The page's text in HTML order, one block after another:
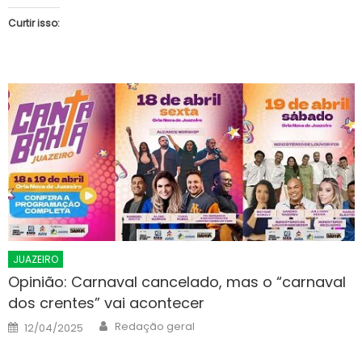
Curtir isso:
JUAZEIRO
Opinião: Carnaval cancelado, mas o “carnaval
dos crentes” vai acontecer
Posted
on
12/04/2025 Author
Redação geral